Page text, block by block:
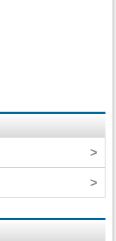
>
>